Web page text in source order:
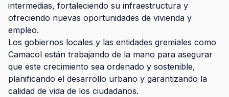
intermedias, fortaleciendo su infraestructura y
ofreciendo nuevas oportunidades de vivienda y
empleo.
Los gobiernos locales y las entidades gremiales como
Camacol están trabajando de la mano para asegurar
que este crecimiento sea ordenado y sostenible,
planificando el desarrollo urbano y garantizando la
calidad de vida de los ciudadanos.